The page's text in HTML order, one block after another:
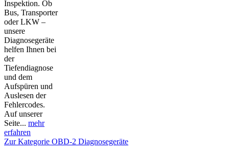
Inspektion. Ob
Bus, Transporter
oder LKW –
unsere
Diagnosegeräte
helfen Ihnen bei
der
Tiefendiagnose
und dem
Aufspüren und
Auslesen der
Fehlercodes.
Auf unserer
Seite... mehr
erfahren
Zur Kategorie OBD-2 Diagnosegeräte